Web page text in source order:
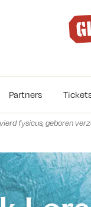
Partners
fysicus, geboren